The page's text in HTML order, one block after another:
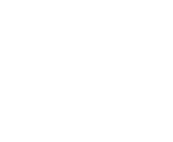
FC por Alberto Flores
2-4 Sevilla FC Femenino